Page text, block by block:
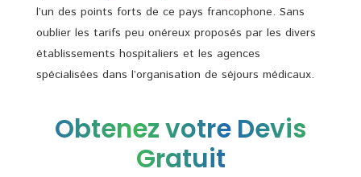
l’un des points forts de ce pays francophone. Sans
oublier les tarifs peu onéreux proposés par les divers
établissements hospitaliers et les agences
spécialisées dans l’organisation de séjours médicaux.
Obtenez votre Devis
Gratuit